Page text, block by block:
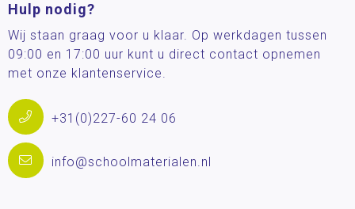
Hulp nodig?
Wij staan graag voor u klaar. Op werkdagen tussen
09:00 en 17:00 uur kunt u direct contact opnemen
met onze klantenservice.
+31(0)227-60 24 06
info@schoolmaterialen.nl